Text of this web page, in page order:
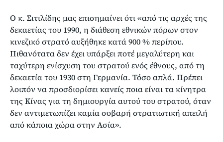
Ο κ. Σιτιλίδης μας επισημαίνει ότι «από τις αρχές της
δεκαετίας του 1990, η διάθεση εθνικών πόρων στον
κινεζικό στρατό αυξήθηκε κατά 900 % περίπου.
Πιθανότατα δεν έχει υπάρξει ποτέ μεγαλύτερη και
ταχύτερη ενίσχυση του στρατού ενός έθνους, από τη
δεκαετία του 1930 στη Γερμανία. Τόσο απλά. Πρέπει
λοιπόν να προσδιορίσει κανείς ποια είναι τα κίνητρα
της Κίνας για τη δημιουργία αυτού του στρατού, όταν
δεν αντιμετωπίζει καμία σοβαρή στρατιωτική απειλή
από κάποια χώρα στην Ασία».